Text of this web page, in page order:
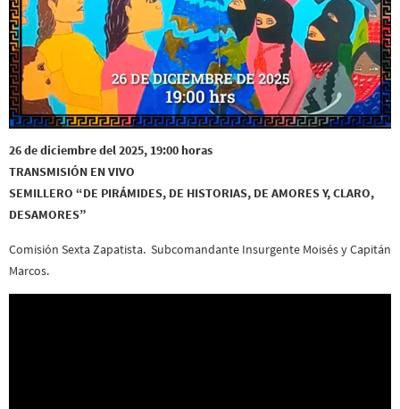
26 de diciembre del 2025, 19:00 horas
TRANSMISIÓN EN VIVO
SEMILLERO “DE PIRÁMIDES, DE HISTORIAS, DE AMORES Y, CLARO,
DESAMORES”
Comisión Sexta Zapatista. Subcomandante Insurgente Moisés y Capitán
Marcos.